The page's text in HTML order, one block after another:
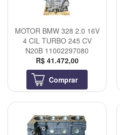
MOTOR BMW 328 2.0 16V
4 CIL TURBO 245 CV
N20B 11002297080
R$ 41.472,00
Comprar